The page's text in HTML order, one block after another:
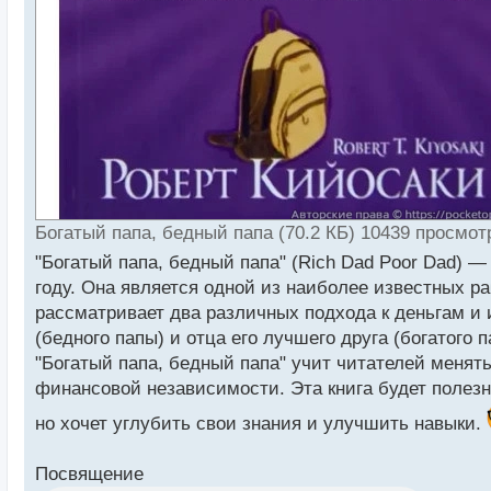
Богатый папа, бедный папа (70.2 КБ) 10439
"Богатый папа, бедный папа" (Rich Dad Poor Dad) —
году. Она является одной из наиболее известных
рассматривает два различных подхода к деньгам
(бедного папы) и отца его лучшего друга (богатого
"Богатый папа, бедный папа" учит читателей
финансовой независимости. Эта книга будет
но хочет углубить свои знания и улучшить навыки.
Посвящение